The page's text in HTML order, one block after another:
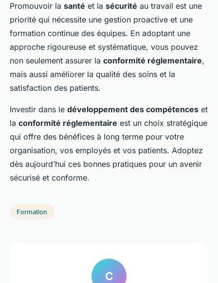
Promouvoir la santé et la sécurité au travail est une
priorité qui nécessite une gestion proactive et une
formation continue des équipes. En adoptant une
approche rigoureuse et systématique, vous pouvez
non seulement assurer la conformité réglementaire,
mais aussi améliorer la qualité des soins et la
satisfaction des patients.
Investir dans le développement des compétences et
la conformité réglementaire est un choix stratégique
qui offre des bénéfices à long terme pour votre
organisation, vos employés et vos patients. Adoptez
dès aujourd’hui ces bonnes pratiques pour un avenir
sécurisé et conforme.
Formation
C